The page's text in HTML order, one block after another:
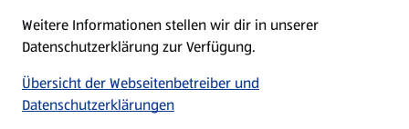
Weitere Informationen stellen wir dir in unserer
Datenschutzerklärung zur Verfügung.
Übersicht der Webseitenbetreiber und
Datenschutzerklärungen